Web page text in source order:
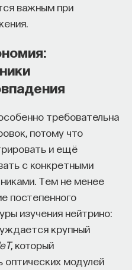
важным при
требовательна
потому что
и ещё
с конкретными
Тем не менее
постепенного
изучения нейтрино:
крупный
, который
оптических модулей